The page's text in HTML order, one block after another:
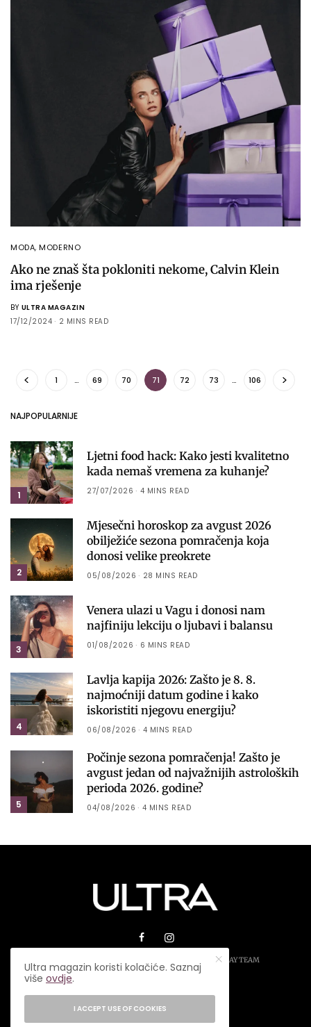
MODA,MODERNO
Ako ne znaš šta pokloniti nekome, Calvin Klein
ima rješenje
BY ULTRA MAGAZIN
17/12/2024
2 MINS READ
1 … 69 70 71 72 73 … 106
NAJPOPULARNIJE
1
Ljetni food hack: Kako jesti kvalitetno
kada nemaš vremena za kuhanje?
27/07/2026 4 MINS READ
2
Mjesečni horoskop za avgust 2026
obilježiće sezona pomračenja koja
donosi velike preokrete
05/08/2026 28 MINS READ
3
Venera ulazi u Vagu i donosi nam
najfiniju lekciju o ljubavi i balansu
01/08/2026 6 MINS READ
4
Lavlja kapija 2026: Zašto je 8. 8.
najmoćniji datum godine i kako
iskoristiti njegovu energiju?
06/08/2026 4 MINS READ
5
Počinje sezona pomračenja! Zašto je
avgust jedan od najvažnijih astroloških
perioda 2026. godine?
04/08/2026 4 MINS READ
© 2026 ULTRA MAGAZIN. SVA PRAVA ZADRŽANA.PLAY TEAM
Ultra magazin koristi kolačiće. Saznaj
višeovdje.
I ACCEPT USE OF COOKIES